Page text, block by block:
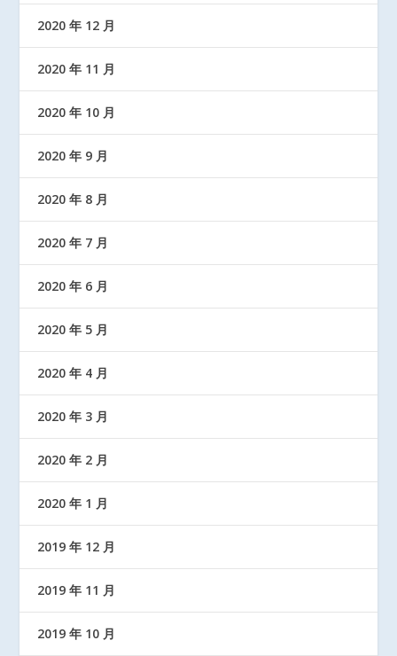
2020 年 12 月
2020 年 11 月
2020 年 10 月
2020 年 9 月
2020 年 8 月
2020 年 7 月
2020 年 6 月
2020 年 5 月
2020 年 4 月
2020 年 3 月
2020 年 2 月
2020 年 1 月
2019 年 12 月
2019 年 11 月
2019 年 10 月